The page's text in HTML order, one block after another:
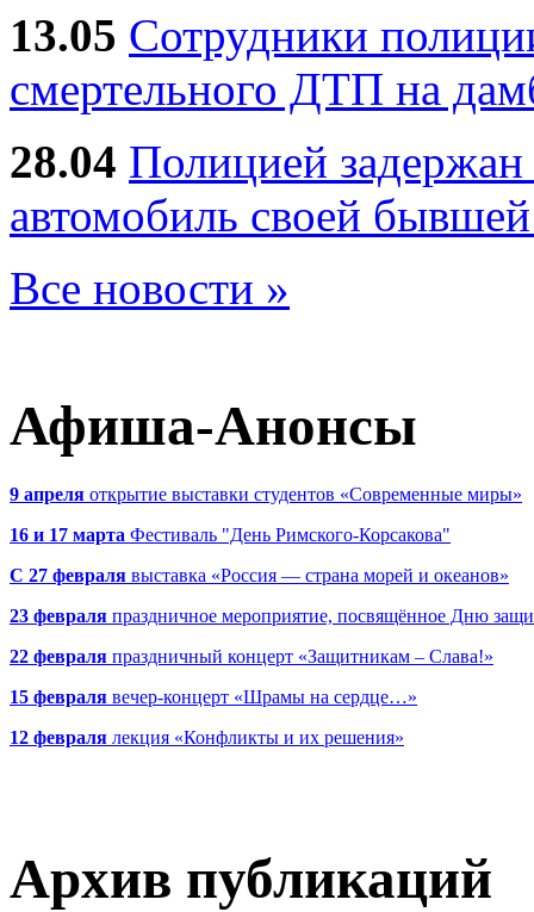
13.05 Сотрудники
смертельного ДТП на
28.04 Полицией
автомобиль своей
Все новости »
Афиша-Анонсы
9 апреля открытие выставки студентов «Современные миры»
16 и 17 марта Фестиваль "День Римского-Корсакова"
С 27 февраля выставка «Россия — страна морей и океанов»
23 февраля праздничное мероприятие, посвящённое Дню
22 февраля праздничный концерт «Защитникам – Слава!»
15 февраля вечер-концерт «Шрамы на сердце…»
12 февраля лекция «Конфликты и их решения»
Архив публикаций